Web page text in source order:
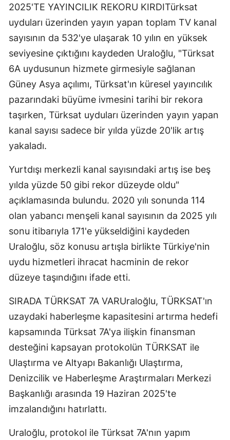
2025'TE YAYINCILIK REKORU KIRDITürksat
uyduları üzerinden yayın yapan toplam TV kanal
sayısının da 532'ye ulaşarak 10 yılın en yüksek
seviyesine çıktığını kaydeden Uraloğlu, "Türksat
6A uydusunun hizmete girmesiyle sağlanan
Güney Asya açılımı, Türksat'ın küresel yayıncılık
pazarındaki büyüme ivmesini tarihi bir rekora
taşırken, Türksat uyduları üzerinden yayın yapan
kanal sayısı sadece bir yılda yüzde 20'lik artış
yakaladı.
Yurtdışı merkezli kanal sayısındaki artış ise beş
yılda yüzde 50 gibi rekor düzeyde oldu"
açıklamasında bulundu. 2020 yılı sonunda 114
olan yabancı menşeli kanal sayısının da 2025 yılı
sonu itibarıyla 171'e yükseldiğini kaydeden
Uraloğlu, söz konusu artışla birlikte Türkiye'nin
uydu hizmetleri ihracat hacminin de rekor
düzeye taşındığını ifade etti.
SIRADA TÜRKSAT 7A VARUraloğlu, TÜRKSAT'ın
uzaydaki haberleşme kapasitesini artırma hedefi
kapsamında Türksat 7A'ya ilişkin finansman
desteğini kapsayan protokolün TÜRKSAT ile
Ulaştırma ve Altyapı Bakanlığı Ulaştırma,
Denizcilik ve Haberleşme Araştırmaları Merkezi
Başkanlığı arasında 19 Haziran 2025'te
imzalandığını hatırlattı.
Uraloğlu, protokol ile Türksat 7A'nın yapım